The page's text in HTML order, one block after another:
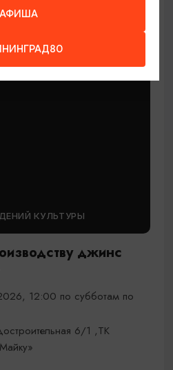
45
КУЛЬТУРЫ
джинс
12:00 по субботам по
6/1 ,ТК
АФИША